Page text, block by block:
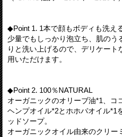
◆Point 1. 1本で顔もボディも洗え
少量でもしっかり泡立ち、肌のう
りと洗い上げるので、デリケート
用いただけます。
◆Point 2. 100％NATURAL
オーガニックのオリーブ油*1、コ
ヘンプオイル*2とホホバオイル*1
ッドソープ。
オーガニックオイル由来のクリー